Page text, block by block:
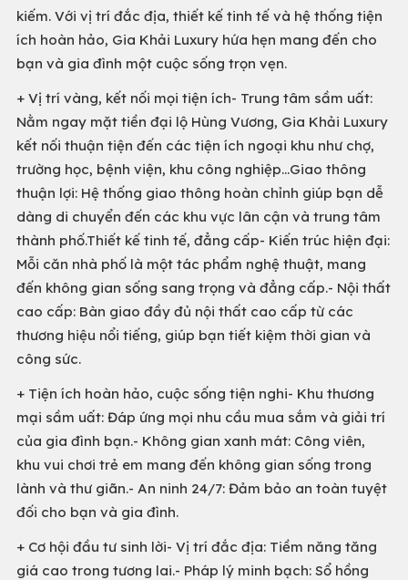
kiếm. Với vị trí đắc địa, thiết kế tinh tế và hệ thống tiện
ích hoàn hảo, Gia Khải Luxury hứa hẹn mang đến cho
bạn và gia đình một cuộc sống trọn vẹn.
+ Vị trí vàng, kết nối mọi tiện ích- Trung tâm sầm uất:
Nằm ngay mặt tiền đại lộ Hùng Vương, Gia Khải Luxury
kết nối thuận tiện đến các tiện ích ngoại khu như chợ,
trường học, bệnh viện, khu công nghiệp...Giao thông
thuận lợi: Hệ thống giao thông hoàn chỉnh giúp bạn dễ
dàng di chuyển đến các khu vực lân cận và trung tâm
thành phố.Thiết kế tinh tế, đẳng cấp- Kiến trúc hiện đại:
Mỗi căn nhà phố là một tác phẩm nghệ thuật, mang
đến không gian sống sang trọng và đẳng cấp.- Nội thất
cao cấp: Bàn giao đầy đủ nội thất cao cấp từ các
thương hiệu nổi tiếng, giúp bạn tiết kiệm thời gian và
công sức.
+ Tiện ích hoàn hảo, cuộc sống tiện nghi- Khu thương
mại sầm uất: Đáp ứng mọi nhu cầu mua sắm và giải trí
của gia đình bạn.- Không gian xanh mát: Công viên,
khu vui chơi trẻ em mang đến không gian sống trong
lành và thư giãn.- An ninh 24/7: Đảm bảo an toàn tuyệt
đối cho bạn và gia đình.
+ Cơ hội đầu tư sinh lời- Vị trí đắc địa: Tiềm năng tăng
giá cao trong tương lai.- Pháp lý minh bạch: Sổ hồng